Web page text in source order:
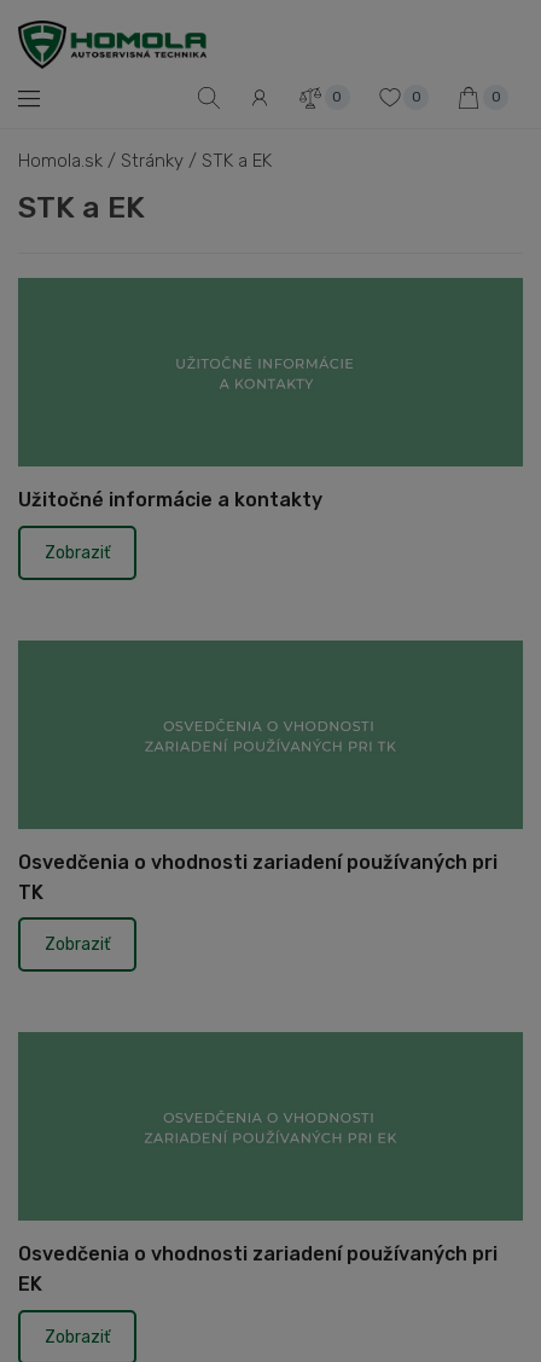
0 0 0
Homola.sk / Stránky / STK a EK
STK a EK
Užitočné informácie a kontakty
Zobraziť
Osvedčenia o vhodnosti zariadení používaných pri
TK
Zobraziť
Osvedčenia o vhodnosti zariadení používaných pri
EK
Zobraziť